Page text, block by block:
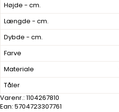
Højde - cm.
Længde - cm.
Dybde - cm.
Farve
Materiale
Tåler
Varenr.: 1104267810
Ean: 5704723307761